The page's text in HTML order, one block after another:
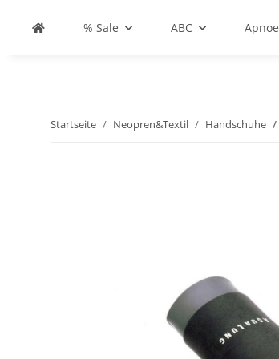
% Sale ABC Apnoe
Startseite Neopren&Textil Handschuhe